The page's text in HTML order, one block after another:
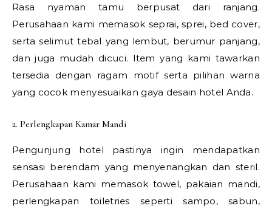
Rasa nyaman tamu berpusat dari ranjang.
Perusahaan kami memasok seprai, sprei, bed cover,
serta selimut tebal yang lembut, berumur panjang,
dan juga mudah dicuci. Item yang kami tawarkan
tersedia dengan ragam motif serta pilihan warna
yang cocok menyesuaikan gaya desain hotel Anda.
2. Perlengkapan Kamar Mandi
Pengunjung hotel pastinya ingin mendapatkan
sensasi berendam yang menyenangkan dan steril.
Perusahaan kami memasok towel, pakaian mandi,
perlengkapan toiletries seperti sampo, sabun,